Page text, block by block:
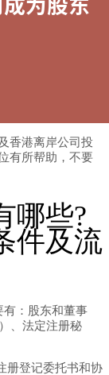
香港离岸公司投
有所帮助，不要
哪些?
件及流
有：股东和董事
、法定注册秘
册登记委托书和协